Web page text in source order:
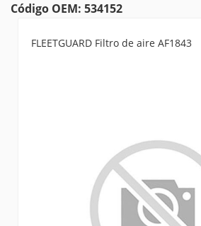
Código OEM: 534152
FLEETGUARD Filtro de aire AF1843